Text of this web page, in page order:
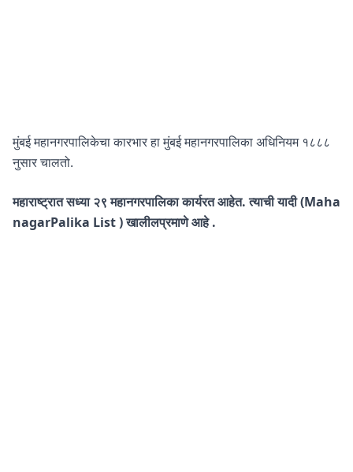
मुंबई महानगरपालिकेचा कारभार हा मुंबई महानगरपालिका अधिनियम १८८८
नुसार चालतो.
महाराष्ट्रात सध्या २९ महानगरपालिका कार्यरत आहेत. त्याची यादी (Maha
nagarPalika List ) खालीलप्रमाणे आहे .